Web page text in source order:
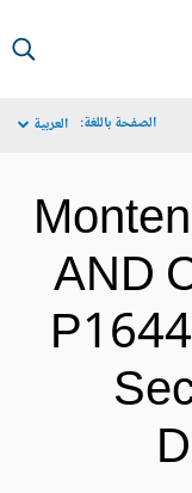
الصفحة باللغة: العربية
AND